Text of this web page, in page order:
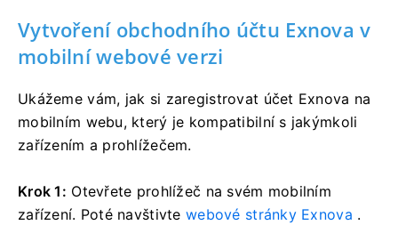
Vytvoření obchodního účtu Exnova v
mobilní webové verzi
Ukážeme vám, jak si zaregistrovat účet Exnova na
mobilním webu, který je kompatibilní s jakýmkoli
zařízením a prohlížečem.
Krok 1: Otevřete prohlížeč na svém mobilním
zařízení. Poté navštivte webové stránky Exnova .